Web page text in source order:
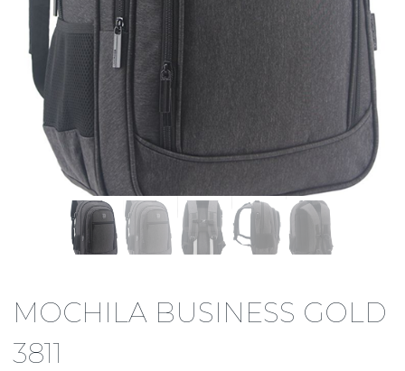
MOCHILA BUSINESS GOLD
3811